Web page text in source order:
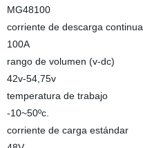
MG48100
corriente de descarga continua
100A
rango de volumen (v-dc)
42v-54,75v
temperatura de trabajo
-10~50ºc.
corriente de carga estándar